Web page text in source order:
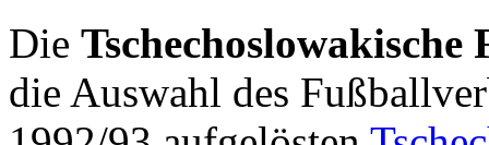
Die
die Auswahl des